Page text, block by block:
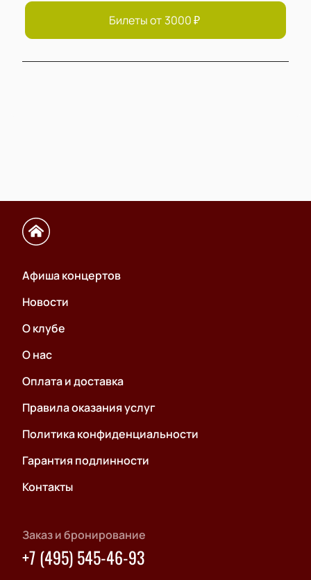
Билеты от 3000₽
Афиша концертов
Новости
О клубе
О нас
Оплата и доставка
Правила оказания услуг
Политика конфиденциальности
Гарантия подлинности
Контакты
Заказ и бронирование
+7 (495) 545-46-93